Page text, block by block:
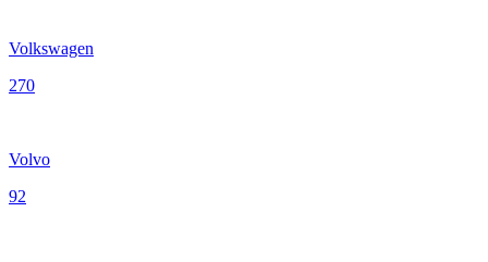
Volkswagen
270
Volvo
92